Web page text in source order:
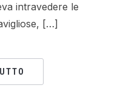
intravedere le
[…]